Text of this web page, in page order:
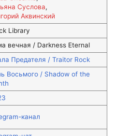
Суслова,
Аквинский
Library
вечная / Darkness Eternal
Предателя / Traitor Rock
Восьмого / Shadow of the
канал